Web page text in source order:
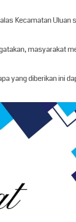
Kecamatan Uluan
masyarakat
yang diberikan ini